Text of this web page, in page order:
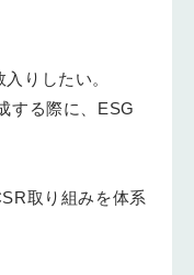
りしたい。
する際に、ESG
取り組みを体系